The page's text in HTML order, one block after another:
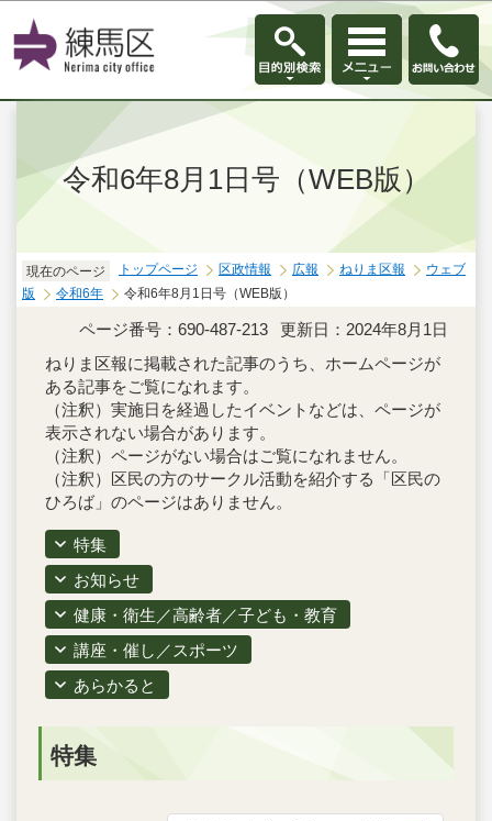
このページの本文へ移動
令和6年8月1日号（WEB版）
現在のページ トップページ 区政情報 広報 ねりま区報
ウェブ
版
令和6年 令和6年8月1日号（WEB版）
ページ番号：690-487-213
更新日：2024年8月1日
ねりま区報に掲載された記事のうち、ホームページが
ある記事をご覧になれます。
（注釈）実施日を経過したイベントなどは、ページが
表示されない場合があります。
（注釈）ページがない場合はご覧になれません。
（注釈）区民の方のサークル活動を紹介する「区民の
ひろば」のページはありません。
特集
お知らせ
健康・衛生／高齢者／子ども・教育
講座・催し／スポーツ
あらかると
特集